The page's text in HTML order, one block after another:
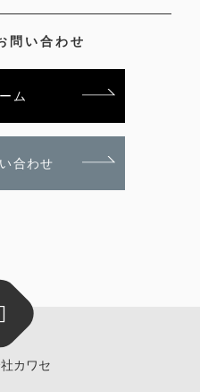
問い合わせ
ム
合わせ